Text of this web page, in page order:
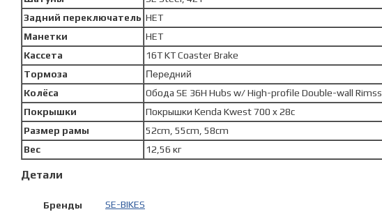
Задний переключатель НЕТ
Манетки
НЕТ
Кассета
16T KT Coaster Brake
Тормоза
Передний
Колёса
Обода SE 36H Hubs w/ High-profile Double-wall Rimss
Покрышки
Покрышки Kenda Kwest 700 x 28c
Размер рамы
52cm, 55cm, 58cm
Вес
12,56 кг
Детали
Бренды SE-BIKES